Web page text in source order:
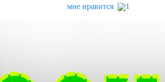
мне нравится 1